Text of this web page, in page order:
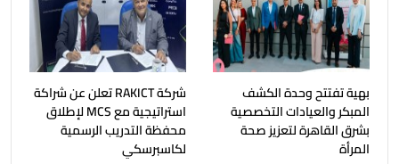
بهية تفتتح وحدة الكشف
المبكر والعيادات التخصصية
بشرق القاهرة لتعزيز صحة
المرأة
شركة RAKICT تعلن عن شراكة
استراتيجية مع MCS لإطلاق
محفظة التدريب الرسمية
لكاسبرسكي